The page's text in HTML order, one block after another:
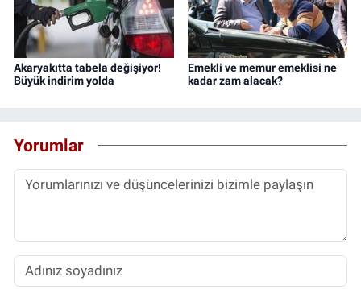
Akaryakıtta tabela değişiyor!
Büyük indirim yolda
Emekli ve memur emeklisi ne
kadar zam alacak?
Yorumlar